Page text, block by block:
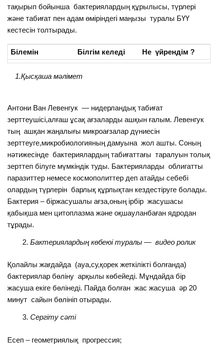
тақырып бойынша бактериялардың құрылысы, түрлері
және табиғат пен адам өміріндегі маңызы туралы БҮҮ
кестесін толтырады.
Білемін Білгім келеді Не үйрендім ?
1.Қысқаша мәлімет
Антони Ван Левенгук — нидерландық табиғат
зерттеушісі,алғаш ұсақ ағзаларды ашқын ғалым. Левенгук
тың ашқан жаңалығы микроағзалар дүниесін
зерттеуге,микробиологияның дамуына жол ашты. Соның
нәтижесінде бактериялардың табиғаттағы таралуын толық
зерттеп білуге мүмкіндік туды. Бактерияларды облигатты
паразиттер немесе космополиттер деп атайды себебі
олардың түрлерін барлық құрлықтан кездестіруге болады.
Бактерия – біржасушалы ағза,оның ірбір жасушасы
қабықша мен цитоплазма және оқшауланбаған ядродан
тұрады.
Бактериялардың көбеюі туралы — видео ролик
Қолайлы жағдайда (ауа,су,қорек жеткілікті болғанда)
бактериялар бөліну арқылы көбейеді. Мұндайда бір
жасуша екіге бөлінеді. Пайда болған жас жасуша әр 20
минут сайын бөлініп отырады.
Сергіту сәті
Есеп – геометриялық прогрессия;